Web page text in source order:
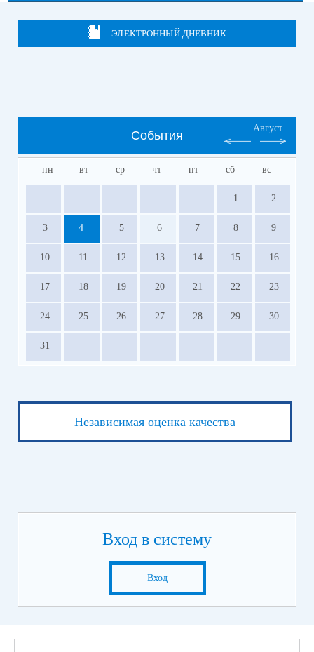
ЭЛЕКТРОННЫЙ ДНЕВНИК
События
Август
пн вт ср чт пт сб вс
1 2
3 4 5 6 7 8 9
10 11 12 13 14 15 16
17 18 19 20 21 22 23
24 25 26 27 28 29 30
31
Независимая оценка качества
Вход в систему
Вход